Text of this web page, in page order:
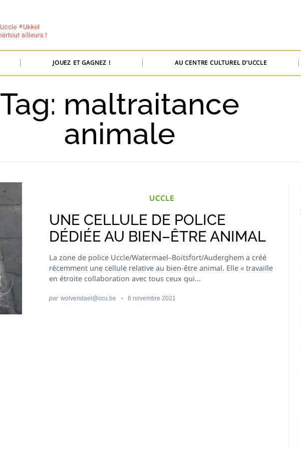
JOUEZ ET GAGNEZ ! AU CENTRE CULTUREL D’UCCLE
Tag: maltraitance
animale
UCCLE
UNE CELLULE DE POLICE
DÉDIÉE AU BIEN–ÊTRE ANIMAL
La zone de police Uccle/Watermael–Boitsfort/Auderghem a créé
récemment une cellule relative au bien-être animal. Elle « travaille
en étroite collaboration avec tous ceux qui...
par wolvendael@ccu.be 6 novembre 2021